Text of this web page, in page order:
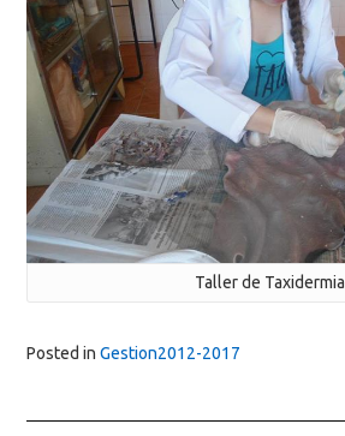
Taller de Taxidermia
Posted in Gestion2012-2017